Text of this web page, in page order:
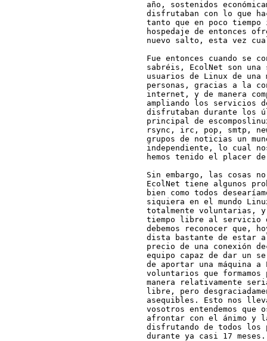
año, sostenidos
disfrutaban con lo que
tanto que en poco
hospedaje de entonces
nuevo salto, esta vez
Fue entonces cuando se
sabréis, EcolNet son
usuarios de Linux de una
personas, gracias a la
internet, y de manera
ampliando los servicios
disfrutaban durante los
principal de
rsync, irc, pop, smtp,
grupos de noticias un
independiente, lo cual
hemos tenido el placer
Sin embargo, las cosas
EcolNet tiene algunos
bien como todos
siquiera en el mundo
totalmente voluntarias, y
tiempo libre al servicio
debemos reconocer que,
dista bastante de estar
precio de una conexión
equipo capaz de dar un
de aportar una máquina
voluntarios que formamos
manera relativamente
libre, pero
asequibles. Esto nos
vosotros entendemos que
afrontar con el ánimo y
disfrutando de todos los
durante ya casi 17 meses.